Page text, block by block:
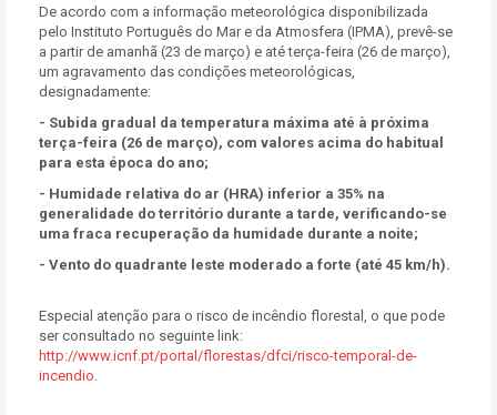
De acordo com a informação meteorológica disponibilizada
pelo Instituto Português do Mar e da Atmosfera (IPMA), prevê-se
a partir de amanhã (23 de março) e até terça-feira (26 de março),
um agravamento das condições meteorológicas,
designadamente:
- Subida gradual da temperatura máxima até à próxima
terça-feira (26 de março), com valores acima do habitual
para esta época do ano;
- Humidade relativa do ar (HRA) inferior a 35% na
generalidade do território durante a tarde, verificando-se
uma fraca recuperação da humidade durante a noite;
- Vento do quadrante leste moderado a forte (até 45 km/h).
Especial atenção para o risco de incêndio florestal, o que pode
ser consultado no seguinte link:
http://www.icnf.pt/portal/florestas/dfci/risco-temporal-de-
incendio.